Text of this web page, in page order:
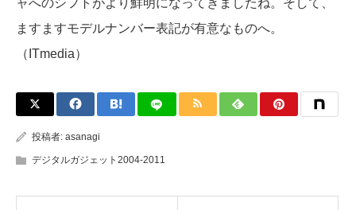
ャへのシフトがより鮮明になってきましたね。そして、
ますますモデルナンバー表記が有意なものへ。
（ITmedia）
投稿者: asanagi
デジタルガジェット2004-2011